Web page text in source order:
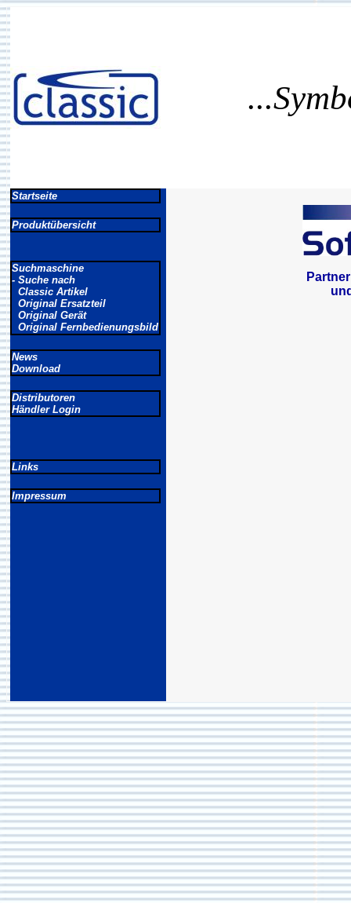
Startseite
Produktübersicht
Suchmaschine
- Suche nach
Classic Artikel
Original Ersatzteil
Original Gerät
Original Fernbedienungsbild
News
Download
Distributoren
Händler Login
Links
Impressum